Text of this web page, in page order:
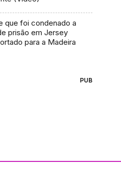
que foi condenado a
prisão em Jersey
para a Madeira
PUB